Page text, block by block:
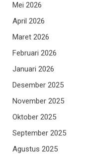
Mei 2026
April 2026
Maret 2026
Februari 2026
Januari 2026
Desember 2025
November 2025
Oktober 2025
September 2025
Agustus 2025